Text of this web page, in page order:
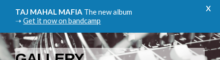
TAJ MAHAL MAFIA The new album
➝Get it now on bandcamp
x